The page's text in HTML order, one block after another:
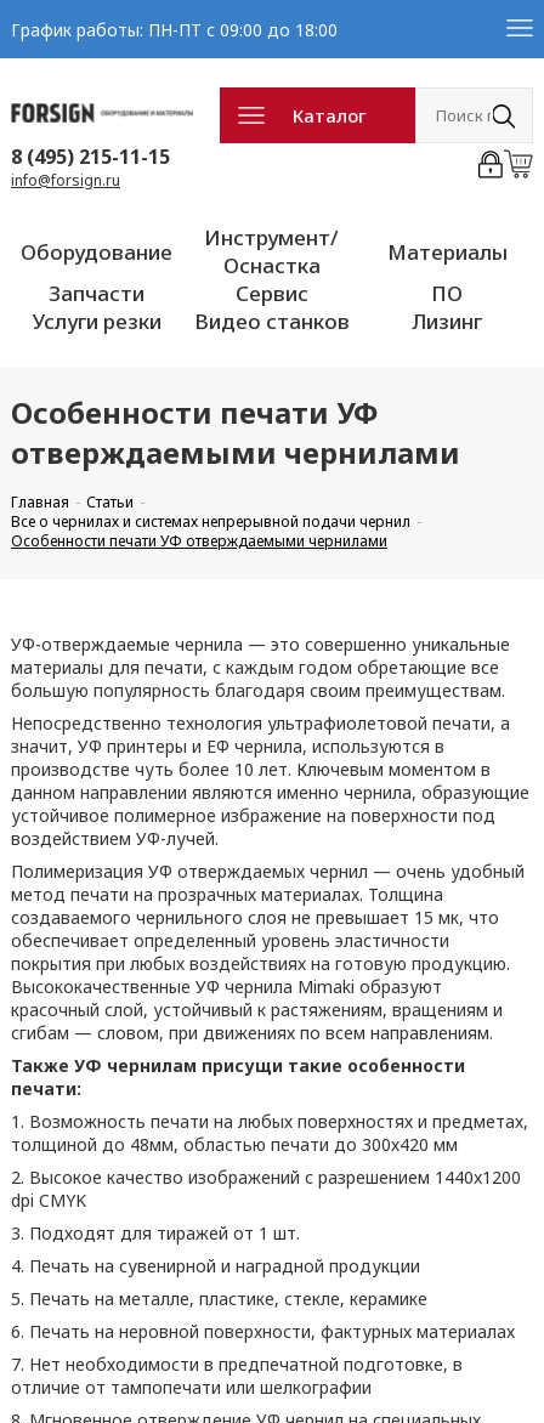
График работы: ПН-ПТ с 09:00 до 18:00
Каталог
8 (495) 215-11-15
info@forsign.ru
Оборудование
Инструмент/
Оснастка
Материалы
Запчасти
Сервис
ПО
Услуги резки
Видео станков Лизинг
Особенности печати УФ
отверждаемыми чернилами
Главная
Статьи
Все о чернилах и системах непрерывной подачи чернил
Особенности печати УФ отверждаемыми чернилами
УФ-отверждаемые чернила — это совершенно уникальные
материалы для печати, с каждым годом обретающие все
большую популярность благодаря своим преимуществам.
Непосредственно технология ультрафиолетовой печати, а
значит, УФ принтеры и ЕФ чернила, используются в
производстве чуть более 10 лет. Ключевым моментом в
данном направлении являются именно чернила, образующие
устойчивое полимерное избражение на поверхности под
воздействием УФ-лучей.
Полимеризация УФ отверждаемых чернил — очень удобный
метод печати на прозрачных материалах. Толщина
создаваемого чернильного слоя не превышает 15 мк, что
обеспечивает определенный уровень эластичности
покрытия при любых воздействиях на готовую продукцию.
Высококачественные УФ чернила Mimaki образуют
красочный слой, устойчивый к растяжениям, вращениям и
сгибам — словом, при движениях по всем направлениям.
Также УФ чернилам присущи такие особенности
печати:
1. Возможность печати на любых поверхностях и предметах,
толщиной до 48мм, областью печати до 300х420 мм
2. Высокое качество изображений с разрешением 1440x1200
dpi CMYK
3. Подходят для тиражей от 1 шт.
4. Печать на сувенирной и наградной продукции
5. Печать на металле, пластике, стекле, керамике
6. Печать на неровной поверхности, фактурных материалах
7. Нет необходимости в предпечатной подготовке, в
отличие от тампопечати или шелкографии